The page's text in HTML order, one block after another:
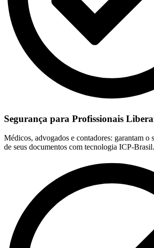
Segurança para Profissionais
Médicos, advogados e contadores: garantam o
de seus documentos com tecnologia ICP-Brasil.